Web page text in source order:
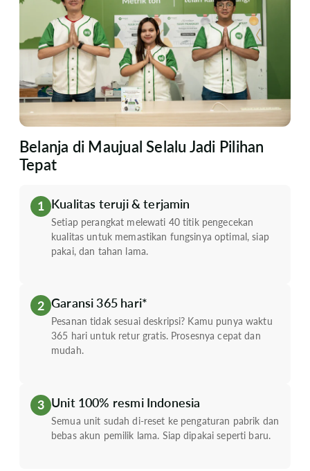
Belanja di Maujual Selalu Jadi Pilihan
Tepat
1 Kualitas teruji & terjamin
Setiap perangkat melewati 40 titik pengecekan
kualitas untuk memastikan fungsinya optimal, siap
pakai, dan tahan lama.
2 Garansi 365 hari*
Pesanan tidak sesuai deskripsi? Kamu punya waktu
365 hari untuk retur gratis. Prosesnya cepat dan
mudah.
3 Unit 100% resmi Indonesia
Semua unit sudah di-reset ke pengaturan pabrik dan
bebas akun pemilik lama. Siap dipakai seperti baru.